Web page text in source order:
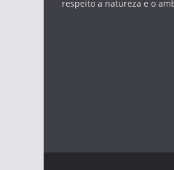
respeito a natureza e o